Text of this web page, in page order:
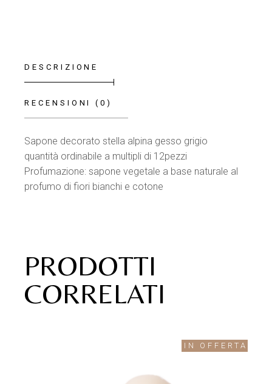
DESCRIZIONE
RECENSIONI (0)
Sapone decorato stella alpina gesso grigio
quantità ordinabile a multipli di 12pezzi
Profumazione: sapone vegetale a base naturale al
profumo di fiori bianchi e cotone
PRODOTTI
CORRELATI
IN OFFERTA